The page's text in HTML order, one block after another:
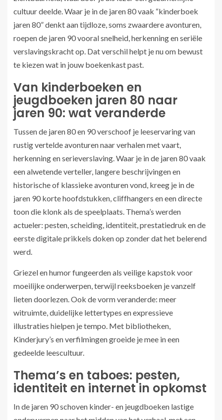
cultuur deelde. Waar je in de jaren 80 vaak “kinderboek
jaren 80” denkt aan tijdloze, soms zwaardere avonturen,
roepen de jaren 90 vooral snelheid, herkenning en seriële
verslavingskracht op. Dat verschil helpt je nu om bewust
te kiezen wat in jouw boekenkast past.
Van kinderboeken en
jeugdboeken jaren 80 naar
jaren 90: wat veranderde
Tussen de jaren 80 en 90 verschoof je leeservaring van
rustig vertelde avonturen naar verhalen met vaart,
herkenning en serieverslaving. Waar je in de jaren 80 vaak
een alwetende verteller, langere beschrijvingen en
historische of klassieke avonturen vond, kreeg je in de
jaren 90 korte hoofdstukken, cliffhangers en een directe
toon die klonk als de speelplaats. Thema’s werden
actueler: pesten, scheiding, identiteit, prestatiedruk en de
eerste digitale prikkels doken op zonder dat het belerend
werd.
Griezel en humor fungeerden als veilige kapstok voor
moeilijke onderwerpen, terwijl reeksboeken je vanzelf
lieten doorlezen. Ook de vorm veranderde: meer
witruimte, duidelijke lettertypes en expressieve
illustraties hielpen je tempo. Met bibliotheken,
Kinderjury’s en verfilmingen groeide je mee in een
gedeelde leescultuur.
Thema’s en taboes: pesten,
identiteit en internet in opkomst
In de jaren 90 schoven kinder- en jeugdboeken lastige